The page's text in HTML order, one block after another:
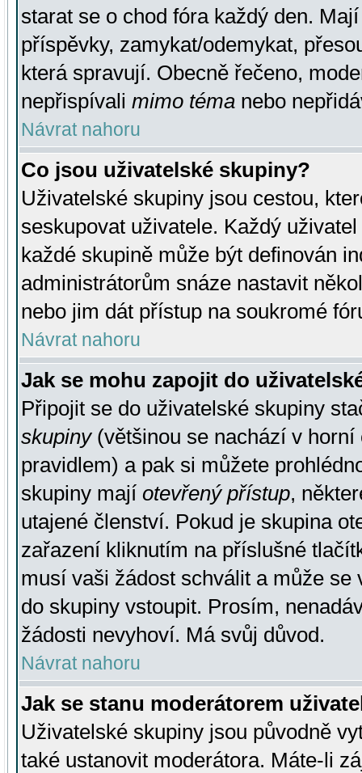
starat se o chod fóra každý den.
příspěvky, zamykat/odemykat,
která spravují. Obecně řečeno,
nepřispívali mimo téma nebo
Návrat nahoru
Co jsou uživatelské skupiny?
Uživatelské skupiny jsou cestou,
seskupovat uživatele. Každý
každé skupině může být definován
administrátorům snáze nastavit
nebo jim dát přístup na soukromé
Návrat nahoru
Jak se mohu zapojit do
Připojit se do uživatelské skupiny
skupiny(většinou se nachází v horní
pravidlem) a pak si můžete
skupiny mají otevřený přístup,
utajené členství. Pokud je skupina
zařazení kliknutím na příslušné
musí vaši žádost schválit a může se
do skupiny vstoupit. Prosím,
žádosti nevyhoví. Má svůj důvod.
Návrat nahoru
Jak se stanu moderátorem
Uživatelské skupiny jsou původně
také ustanovit moderátora. Máte-li